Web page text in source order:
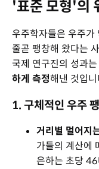
'표준 모형'의
우주학자들은 우주
줄곧 팽창해 왔다는
국제 연구진의 성과는
하게 측정해낸 것입니
1. 구체적인 우주
거리별 멀어지
가들의 계산에
은하는 초당